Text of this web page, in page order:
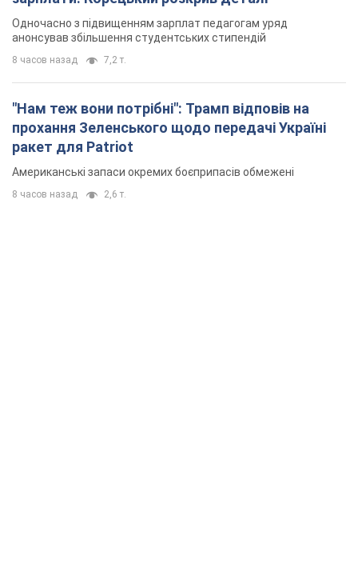
Одночасно з підвищенням зарплат педагогам уряд
анонсував збільшення студентських стипендій
8 часов назад 7,2 т.
"Нам теж вони потрібні": Трамп відповів на
прохання Зеленського щодо передачі Україні
ракет для Patriot
Американські запаси окремих боєприпасів обмежені
8 часов назад 2,6 т.